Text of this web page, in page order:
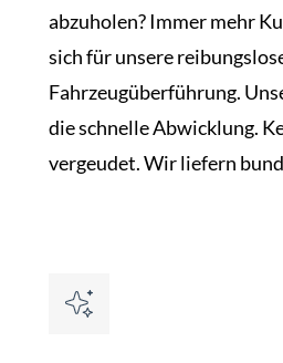
abzuholen? Immer mehr
sich für unsere
Fahrzeugüberführung.
die schnelle Abwicklung.
vergeudet. Wir liefern